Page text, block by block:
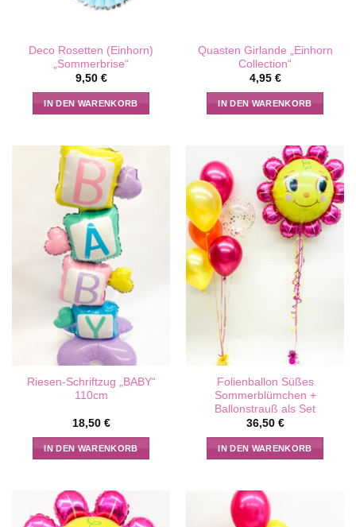
Deco Rosetten (Einhorn)
„Sommerbrise“
9,50 €
IN DEN WARENKORB
Quasten Girlande „Einhorn
Collection“
4,95 €
IN DEN WARENKORB
Riesen-Schriftzug „BABY“
110cm
18,50 €
IN DEN WARENKORB
Folienballon Süßes
Sommerblümchen +
Ballonstrauß als Set
36,50 €
IN DEN WARENKORB